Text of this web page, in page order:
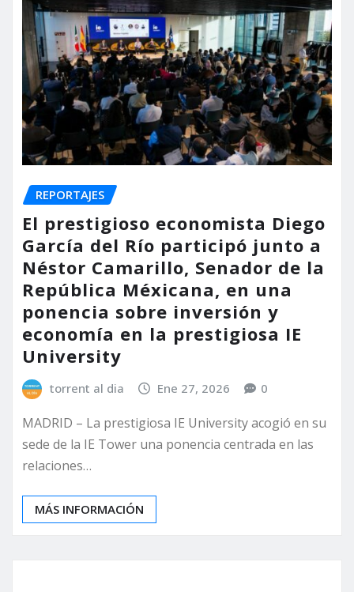
REPORTAJES
El prestigioso economista Diego
García del Río participó junto a
Néstor Camarillo, Senador de la
República Méxicana, en una
ponencia sobre inversión y
economía en la prestigiosa IE
University
torrent al dia Ene 27, 2026 0
MADRID – La prestigiosa IE University acogió en su
sede de la IE Tower una ponencia centrada en las
relaciones…
MÁS INFORMACIÓN